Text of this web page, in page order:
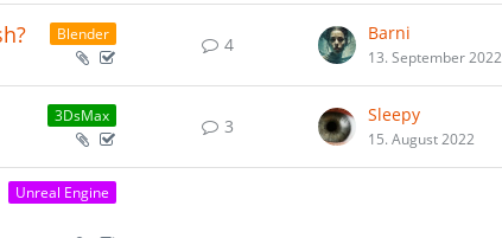
Blender 4
Barni
13. September 2022
3DsMax 3
Sleepy
15. August 2022
Unreal Engine